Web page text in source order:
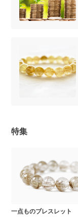
特集
一点ものブレスレット